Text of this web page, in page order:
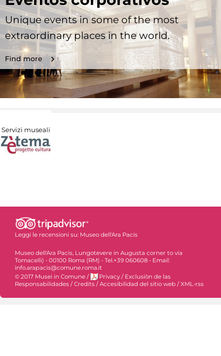
Unique events in some of the most
extraordinary places in the world.
Find more
Servizi museali
Leggi le recensioni su: Museo dell'Ara Pacis
Museo dell'Ara Pacis, Lungotevere in Augusta corner to via
Tomacelli) - 00100 Roma (RM) - Tel.+39 060608 - Email:
info.arapacis@comune.roma.it
© 2017 Musei in Comune / Privacy / Exclusiòn de las
Responsabilidades / Credits / Accesibilidad del sitio web / XML-rss